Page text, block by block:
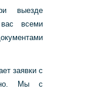
выезде
вас всеми
заявки с
Мы с